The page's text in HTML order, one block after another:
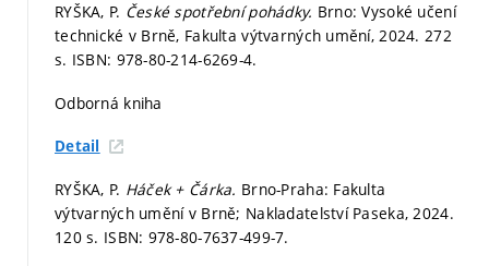
RYŠKA, P. České spotřební pohádky. Brno: Vysoké učení
technické v Brně, Fakulta výtvarných umění, 2024. 272
s. ISBN: 978-80-214-6269-4.
Odborná kniha
Detail
RYŠKA, P. Háček + Čárka. Brno-Praha: Fakulta
výtvarných umění v Brně; Nakladatelství Paseka, 2024.
120 s. ISBN: 978-80-7637-499-7.